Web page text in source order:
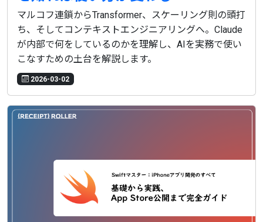
マルコフ連鎖からTransformer、スケーリング則の頭打
ち、そしてコンテキストエンジニアリングへ。Claude
が内部で何をしているのかを理解し、AIを実務で使い
こなすための土台を解説します。
2026-03-02